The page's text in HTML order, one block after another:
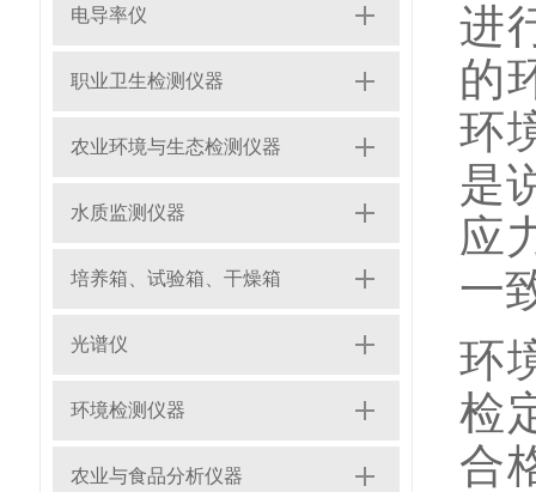
电导率仪
职业卫生检测仪器
农业环境与生态检测仪器
水质监测仪器
培养箱、试验箱、干燥箱
光谱仪
环境检测仪器
农业与食品分析仪器
进
的
环
是
应
一
环
检
合